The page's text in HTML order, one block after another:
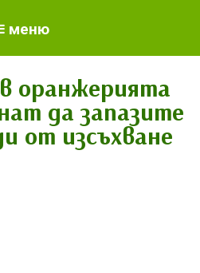
меню
оранжерията
да запазите
от изсъхване